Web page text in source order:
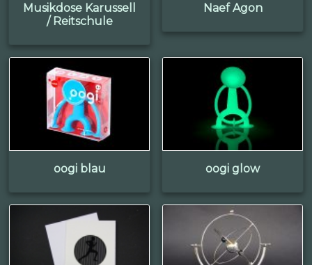
Musikdose Karussell
/ Reitschule
Naef Agon
oogi blau oogi glow